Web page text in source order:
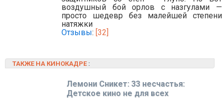
воздушный бой орлов с назгулами —
просто шедевр без малейшей степени
натяжки
Отзывы: [32]
ТАКЖЕ НА КИНОКАДРЕ :
Лемони Сникет: 33 несчастья:
Детское кино не для всех